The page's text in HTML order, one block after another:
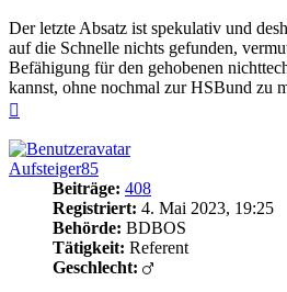
Der letzte Absatz ist spekulativ und
auf die Schnelle nichts gefunden,
Befähigung für den gehobenen
kannst, ohne nochmal zur HSBund zu
Aufsteiger85
Beiträge: 408
Registriert: 4. Mai 2023, 19:25
Behörde: BDBOS
Tätigkeit: Referent
Geschlecht: